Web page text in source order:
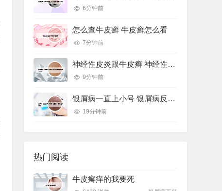
6分钟前
怎么查牛皮癣 牛皮癣怎么看
7分钟前
神经性皮炎跟牛皮癣 神经性皮炎跟牛皮癣哪个好治
9分钟前
银屑病一直上小号 银屑病反复出小疹子怎么办好
19分钟前
热门阅读
牛皮癣痒的我要死